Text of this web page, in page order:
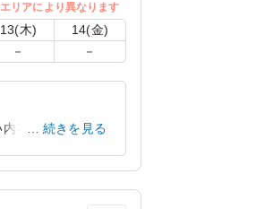
がりいただけま
を使用しない場合
リアにより異なります
13(木) 14(金)
－ －
容でした。 自
続きを見る